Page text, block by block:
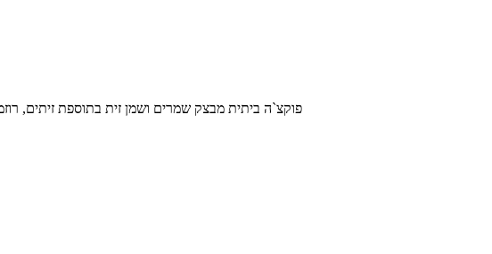
פוקצ`ה ביתית מבצק שמרים ושמן זית בתוספת זיתים, רוזמרין ומלח גס, 370 קלוריות למנה,